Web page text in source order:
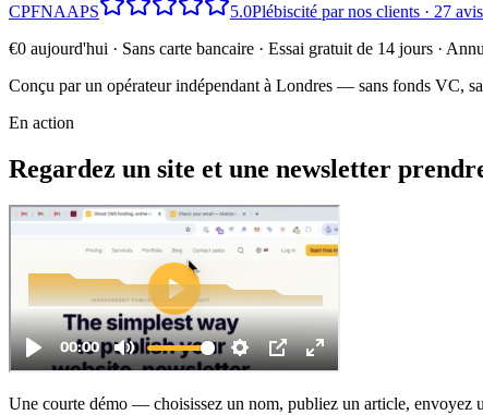
CPFNAAPS 5.0Plébiscité par nos clients · 27
€0 aujourd'hui · Sans carte bancaire · Essai gratuit de 14 jours ·
Conçu par un opérateur indépendant à Londres — sans fonds VC,
En action
Regardez un site et une newsletter
Une courte démo — choisissez un nom, publiez un article, envoyez